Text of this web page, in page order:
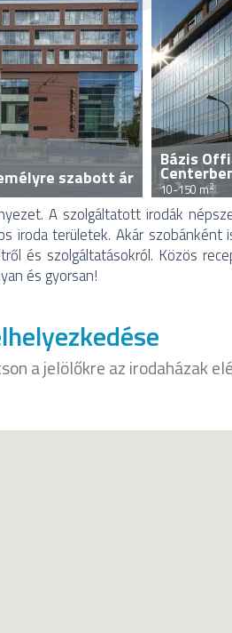
szabott ár
Bázis
10-150 m2
A szolgáltatott irodák
iroda területek. Akár
és szolgáltatásokról. Közös
és gyorsan!
a jelölőkre az irodaházak